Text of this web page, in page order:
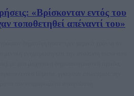
«Bρίσκονταν εντός του
τοποθετηθεί απέναντί του»